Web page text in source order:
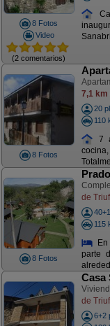
8 Fotos
Video
(2 comentarios)
8 Fotos
7,1 km
20
110
7
8 Fotos
de
115
parte
Casa
de
6+2